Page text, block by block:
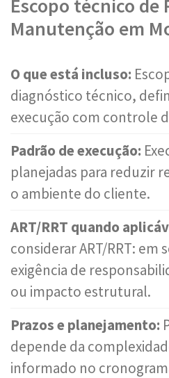
Escopo técnico de
Manutenção em
O que está incluso:
diagnóstico técnico,
execução com controle
Padrão de execução:
planejadas para reduzir
o ambiente do cliente.
ART/RRT quando
considerar ART/RRT: em
exigência de
ou impacto estrutural.
Prazos e planejamento:
depende da
informado no